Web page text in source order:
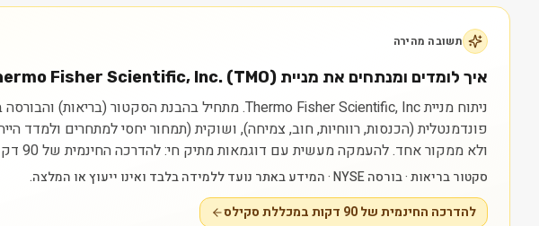
תשובה מהירה
איך לומדים ומנתחים את מניית Thermo Fisher Scientific, Inc. (TMO)?
פונדמנטלית (הכנסות, רווחיות, חוב, צמיחה), ושוקית (תמחור יחסי למתחרים ולמדד
ולא ממקור אחד.להעמקה מעשית עם דוגמאות מתיק חי: להדרכה החינמית של 90 דקות במכללת סקילס — https://myskills.co.il/free-training.
סקטור בריאות · בורסה NYSE · המידע באתר נועד ללמידה בלבד ואינו ייעוץ או המלצה.
להדרכה החינמית של 90 דקות במכללת סקילס